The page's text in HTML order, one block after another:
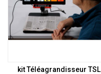
kit Téléagrandisseur TSL